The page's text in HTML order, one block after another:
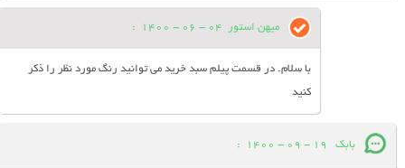
میهن استور 04 - 06 - 1400
:
با سلام. در قسمت پیلم سبد خرید می توانید رنگ مورد نظر را ذکر
کنید
بابک 19 - 09 - 1400
: